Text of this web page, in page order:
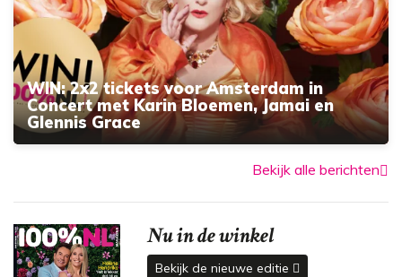
WIN: 2x2 tickets voor Amsterdam in
Concert met Karin Bloemen, Jamai en
Glennis Grace
Bekijk alle berichten
Nu in de winkel
Bekijk de nieuwe editie